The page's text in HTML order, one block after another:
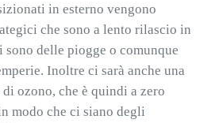
in esterno vengono
che sono a lento rilascio in
sono delle piogge o comunque
Inoltre ci sarà anche una
ozono, che è quindi a zero
modo che ci siano degli